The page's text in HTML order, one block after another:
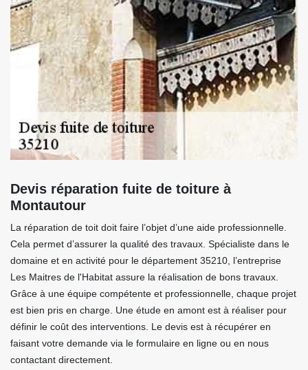
Devis réparation fuite de toiture à
Montautour
La réparation de toit doit faire l’objet d’une aide professionnelle.
Cela permet d’assurer la qualité des travaux. Spécialiste dans le
domaine et en activité pour le département 35210, l’entreprise
Les Maitres de l'Habitat assure la réalisation de bons travaux.
Grâce à une équipe compétente et professionnelle, chaque projet
est bien pris en charge. Une étude en amont est à réaliser pour
définir le coût des interventions. Le devis est à récupérer en
faisant votre demande via le formulaire en ligne ou en nous
contactant directement.